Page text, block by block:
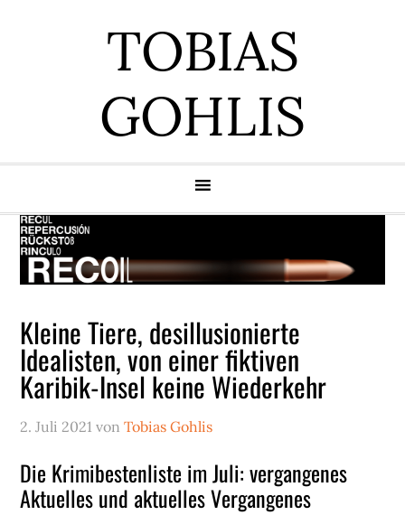
TOBIAS
GOHLIS
Kleine Tiere, desillusionierte
Idealisten, von einer fiktiven
Karibik-Insel keine Wiederkehr
2. Juli 2021 vonTobias Gohlis
Die Krimibestenliste im Juli: vergangenes
Aktuelles und aktuelles Vergangenes